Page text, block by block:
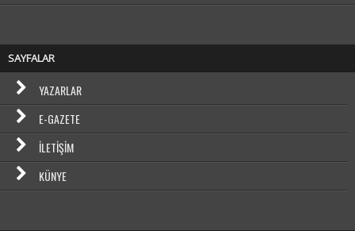
SAYFALAR
YAZARLAR
E-GAZETE
İLETIŞIM
KÜNYE